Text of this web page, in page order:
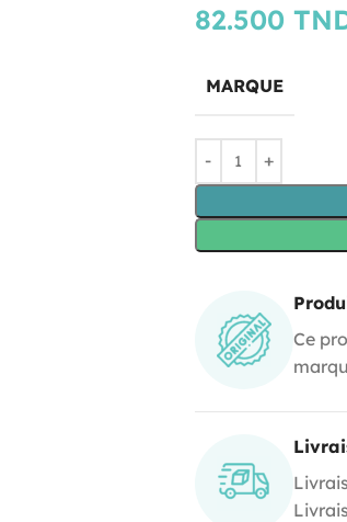
82.500
MARQUE
Ce